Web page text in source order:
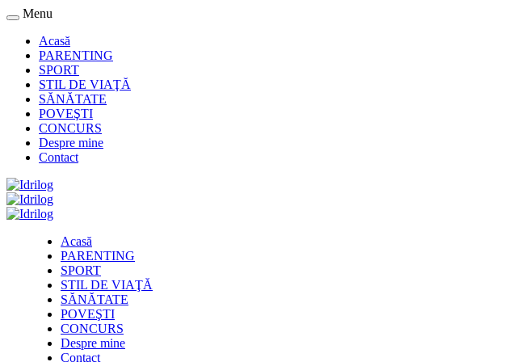
Menu
Acasă
PARENTING
SPORT
STIL DE VIAŢĂ
SĂNĂTATE
POVEŞTI
CONCURS
Despre mine
Contact
Acasă
PARENTING
SPORT
STIL DE VIAŢĂ
SĂNĂTATE
POVEŞTI
CONCURS
Despre mine
Contact